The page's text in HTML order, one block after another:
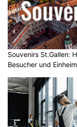
Souvenirs St.Gallen:
Besucher und